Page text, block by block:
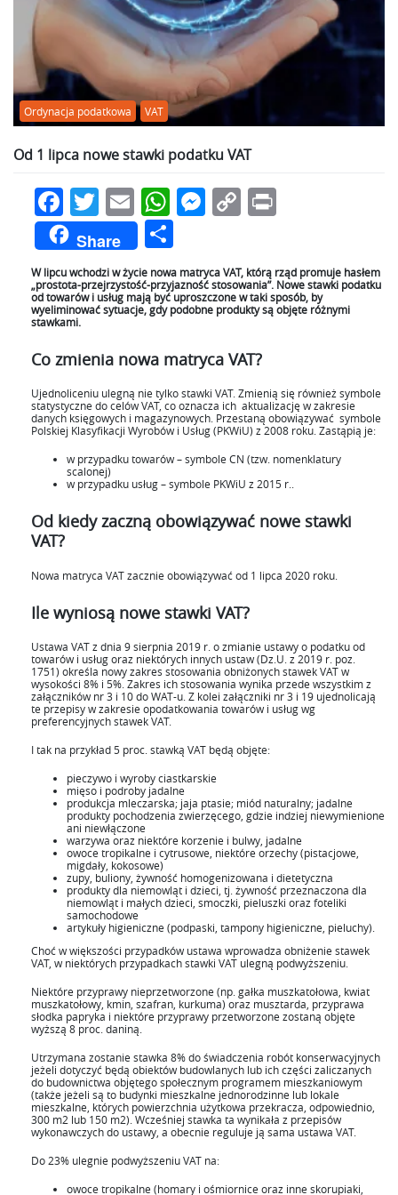
Ordynacja podatkowa VAT
Od 1 lipca nowe stawki podatku VAT
Facebook
Twitter
EmailWhatsApp
Messenger
Copy
Share
się
W lipcu wchodzi w życie nowa matryca VAT, którą rząd promuje hasłem
„prostota-przejrzystość-przyjazność stosowania”. Nowe stawki podatku
od towarów i usług mają być uproszczone w taki sposób, by
wyeliminować sytuacje, gdy podobne produkty są objęte różnymi
stawkami.
Co zmienia nowa matryca VAT?
Ujednoliceniu ulegną nie tylko stawki VAT. Zmienią się również symbole
statystyczne do celów VAT, co oznacza ich aktualizację w zakresie
danych księgowych i magazynowych. Przestaną obowiązywać symbole
Polskiej Klasyfikacji Wyrobów i Usług (PKWiU) z 2008 roku. Zastąpią je:
w przypadku towarów – symbole CN (tzw. nomenklatury
scalonej)
w przypadku usług – symbole PKWiU z 2015 r..
Od kiedy zaczną obowiązywać nowe stawki
VAT?
Nowa matryca VAT zacznie obowiązywać od 1 lipca 2020 roku.
Ile wyniosą nowe stawki VAT?
Ustawa VAT z dnia 9 sierpnia 2019 r. o zmianie ustawy o podatku od
towarów i usług oraz niektórych innych ustaw (Dz.U. z 2019 r. poz.
1751) określa nowy zakres stosowania obniżonych stawek VAT w
wysokości 8% i 5%. Zakres ich stosowania wynika przede wszystkim z
załączników nr 3 i 10 do WAT-u. Z kolei załączniki nr 3 i 19 ujednolicają
te przepisy w zakresie opodatkowania towarów i usług wg
preferencyjnych stawek VAT.
I tak na przykład 5 proc. stawką VAT będą objęte:
pieczywo i wyroby ciastkarskie
mięso i podroby jadalne
produkcja mleczarska; jaja ptasie; miód naturalny; jadalne
produkty pochodzenia zwierzęcego, gdzie indziej niewymienione
ani niewłączone
warzywa oraz niektóre korzenie i bulwy, jadalne
owoce tropikalne i cytrusowe, niektóre orzechy (pistacjowe,
migdały, kokosowe)
zupy, buliony, żywność homogenizowana i dietetyczna
produkty dla niemowląt i dzieci, tj. żywność przeznaczona dla
niemowląt i małych dzieci, smoczki, pieluszki oraz foteliki
samochodowe
artykuły higieniczne (podpaski, tampony higieniczne, pieluchy).
Choć w większości przypadków ustawa wprowadza obniżenie stawek
VAT, w niektórych przypadkach stawki VAT ulegną podwyższeniu.
Niektóre przyprawy nieprzetworzone (np. gałka muszkatołowa, kwiat
muszkatołowy, kmin, szafran, kurkuma) oraz musztarda, przyprawa
słodka papryka i niektóre przyprawy przetworzone zostaną objęte
wyższą 8 proc. daniną.
Utrzymana zostanie stawka 8% do świadczenia robót konserwacyjnych
jeżeli dotyczyć będą obiektów budowlanych lub ich części zaliczanych
do budownictwa objętego społecznym programem mieszkaniowym
(także jeżeli są to budynki mieszkalne jednorodzinne lub lokale
mieszkalne, których powierzchnia użytkowa przekracza, odpowiednio,
300 m2 lub 150 m2). Wcześniej stawka ta wynikała z przepisów
wykonawczych do ustawy, a obecnie reguluje ją sama ustawa VAT.
Do 23% ulegnie podwyższeniu VAT na:
owoce tropikalne (homary i ośmiornice oraz inne skorupiaki,